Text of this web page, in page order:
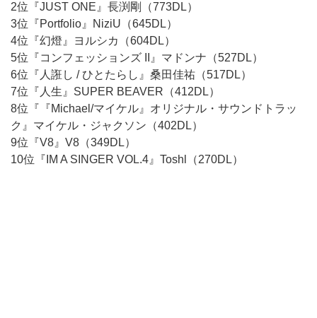
2位『JUST ONE』長渕剛（773DL）
3位『Portfolio』NiziU（645DL）
4位『幻燈』ヨルシカ（604DL）
5位『コンフェッションズ II』マドンナ（527DL）
6位『人誑し / ひとたらし』桑田佳祐（517DL）
7位『人生』SUPER BEAVER（412DL）
8位『『Michael/マイケル』オリジナル・サウンドトラッ
ク』マイケル・ジャクソン（402DL）
9位『V8』V8（349DL）
10位『IM A SINGER VOL.4』Toshl（270DL）